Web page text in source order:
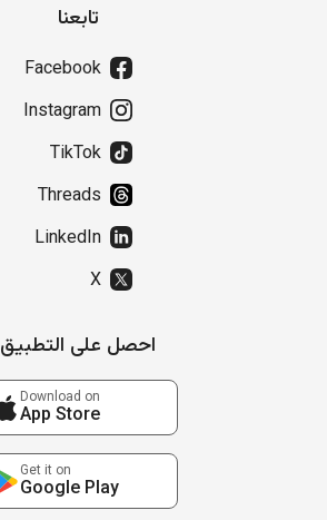
تابعنا
Facebook
Instagram
TikTok
Threads
LinkedIn
X
احصل على التطبيق
Download on
App Store
Get it on
Google Play